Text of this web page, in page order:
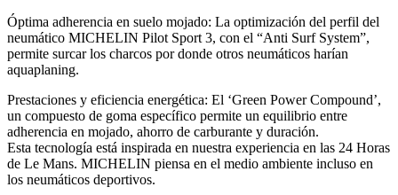
Óptima adherencia en suelo mojado: La optimización del perfil del
neumático MICHELIN Pilot Sport 3, con el “Anti Surf System”,
permite surcar los charcos por donde otros neumáticos harían
aquaplaning.
Prestaciones y eficiencia energética: El ‘Green Power Compound’,
un compuesto de goma específico permite un equilibrio entre
adherencia en mojado, ahorro de carburante y duración.
Esta tecnología está inspirada en nuestra experiencia en las 24 Horas
de Le Mans. MICHELIN piensa en el medio ambiente incluso en
los neumáticos deportivos.